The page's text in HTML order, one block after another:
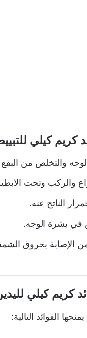
كريم كيلي
والتخلص من
والركب وتحت
الناتج عنه.
في بشرة الوجه.
الإصابة بحروق
كريم كيلي
الفوائد التالية: